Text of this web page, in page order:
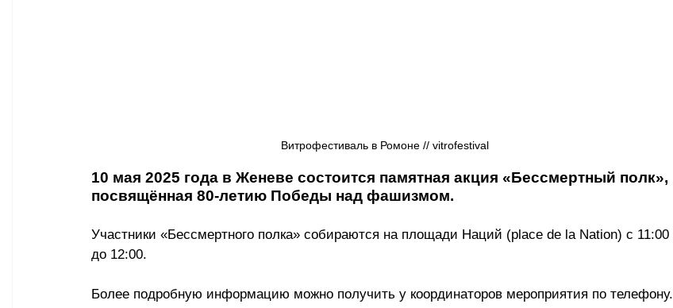
Витрофестиваль в Ромоне // vitrofestival
10 мая 2025 года в Женеве состоится памятная акция «Бессмертный полк»,
посвящённая 80-летию Победы над фашизмом.
Участники «Бессмертного полка» собираются на площади Наций (place de la Nation) с 11:00
до 12:00.
Более подробную информацию можно получить у координаторов мероприятия по телефону.